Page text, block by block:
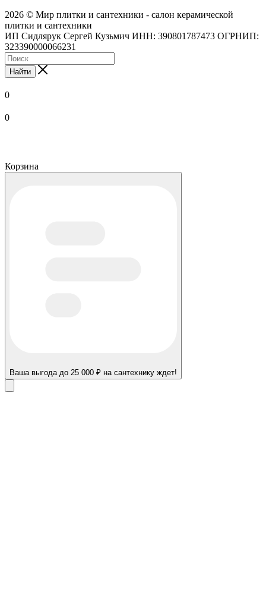
2026 © Мир плитки и сантехники - салон керамической
плитки и сантехники
ИП Сидлярук Сергей Кузьмич ИНН: 390801787473 ОГРНИП:
323390000066231
Найти
0
0
Корзина
Ваша выгода до 25 000 ₽ на сантехнику ждет!